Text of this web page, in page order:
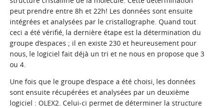
peut prendre entre 8h et 22h! Les données sont ensuite
intégrées et analysées par le cristallographe. Quand tout
ceci a été vérifié, la dernière étape est la détermination du
groupe d’espaces ; il en existe 230 et heureusement pour
nous, le logiciel fait déjà un tri et ne nous en propose que 3
ou 4.
Une fois que le groupe d’espace a été choisi, les données
sont ensuite récupérées et analysées par un deuxième
logiciel : OLEX2. Celui-ci permet de déterminer la structure